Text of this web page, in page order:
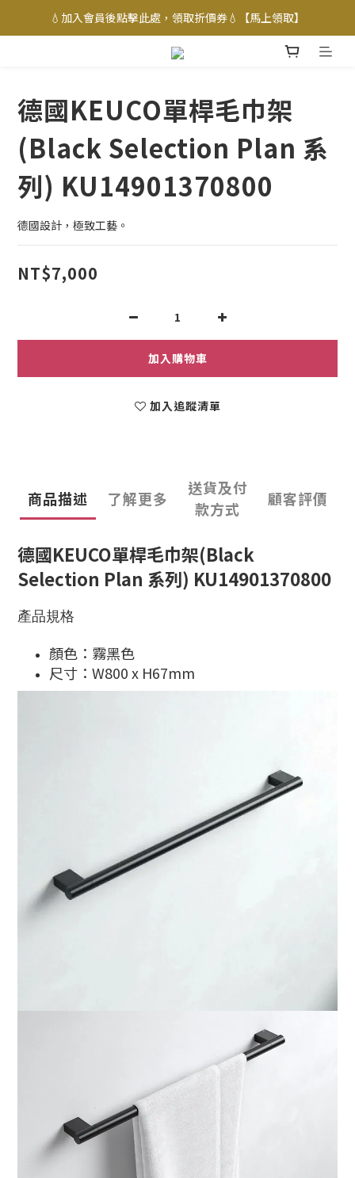
💧加入會員後點擊此處，領取折價券💧【馬上領取】
德國KEUCO單桿毛巾架
(Black Selection Plan 系
列) KU14901370800
德國設計，極致工藝。
NT$7,000
加入購物車
加入追蹤清單
商品描述 了解更多
送貨及付
款方式
顧客評價
德國KEUCO單桿毛巾架(Black
Selection Plan 系列) KU14901370800
產品規格
顏色：霧黑色
尺寸：W800 x H67mm